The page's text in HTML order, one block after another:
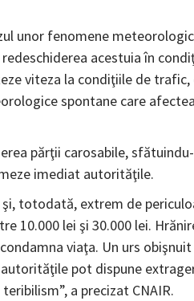
unor fenomene
acestuia în
viteza la condiţiile de trafic,
spontane care
părţii carosabile,
imediat autorităţile.
totodată, extrem de
10.000 lei şi 30.000 lei.
viaţa. Un urs
pot dispune
a precizat CNAIR.